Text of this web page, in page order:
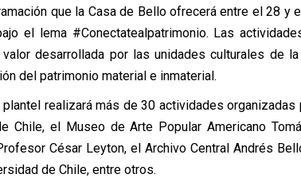
que la Casa de Bello ofrecerá entre el 28
el lema #Conectatealpatrimonio. Las
desarrollada por las unidades culturales de
del patrimonio material e inmaterial.
plantel realizará más de 30 actividades
Chile, el Museo de Arte Popular Americano
César Leyton, el Archivo Central Andrés
de Chile, entre otros.